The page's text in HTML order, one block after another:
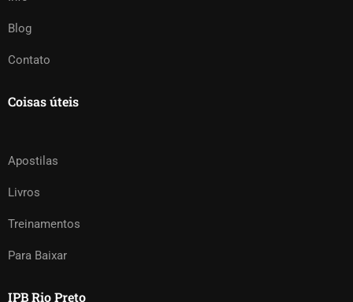
Blog
Contato
Coisas úteis
Apostilas
Livros
Treinamentos
Para Baixar
IPB Rio Preto